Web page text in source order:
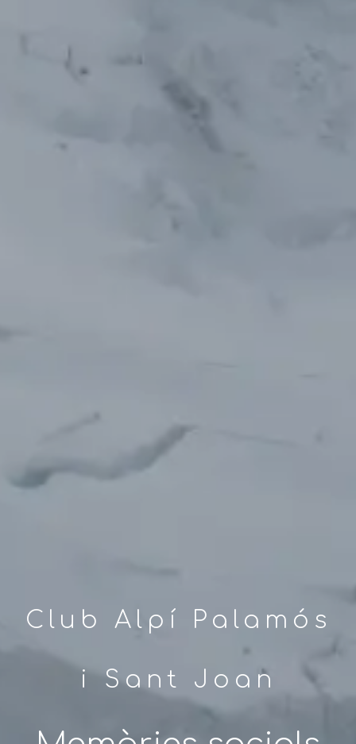
Club Alpí Palamós
i Sant Joan